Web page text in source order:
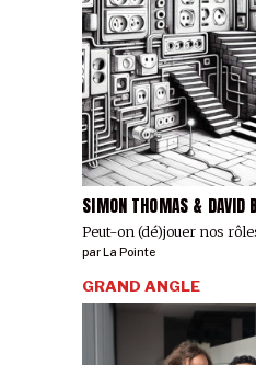
SIMON THOMAS & DAVID
Peut-on (dé)jouer nos
par La Pointe
GRAND ANGLE